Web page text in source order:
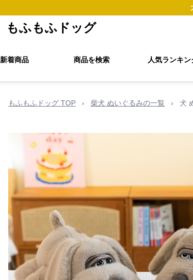
もふもふドッグ
新着商品 商品を検索 人気ランキン
もふもふドッグ TOP › 柴犬 ぬいぐるみの一覧 › 犬